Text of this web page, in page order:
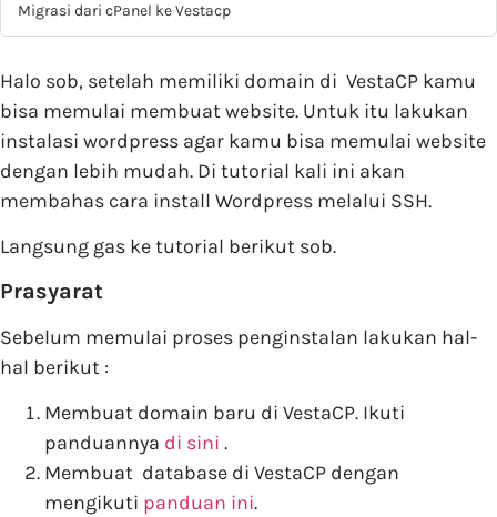
Migrasi dari cPanel ke Vestacp
Halo sob, setelah memiliki domain di VestaCP kamu
bisa memulai membuat website. Untuk itu lakukan
instalasi wordpress agar kamu bisa memulai website
dengan lebih mudah. Di tutorial kali ini akan
membahas cara install Wordpress melalui SSH.
Langsung gas ke tutorial berikut sob.
Prasyarat
Sebelum memulai proses penginstalan lakukan hal-
hal berikut :
Membuat domain baru di VestaCP. Ikuti
panduannya di sini .
Membuat database di VestaCP dengan
mengikuti panduan ini.